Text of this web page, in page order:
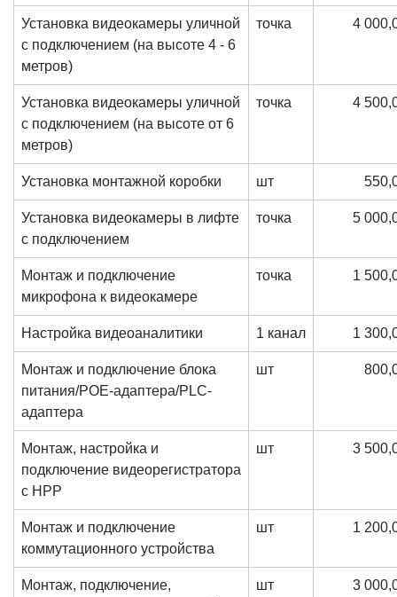
Установка видеокамеры уличной
с подключением (на высоте 4 - 6
метров)
точка 4
Установка видеокамеры уличной
с подключением (на высоте от 6
метров)
точка 4
Установка монтажной коробки шт
Установка видеокамеры в лифте
с подключением
точка 5
Монтаж и подключение
микрофона к видеокамере
точка 1
Настройка видеоаналитики 1 канал 1
Монтаж и подключение блока
питания/POE-адаптера/PLC-
адаптера
шт
Монтаж, настройка и
подключение видеорегистратора
с HPP
шт 3
Монтаж и подключение
коммутационного устройства
шт 1
Монтаж, подключение,
шт 3